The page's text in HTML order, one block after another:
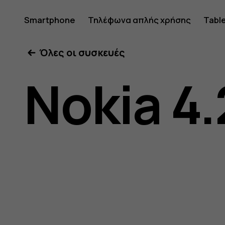
Οδηγίες
χρήσης
Nokia
Smartphone Τηλέφωνα απλής χρήσης
Όλες οι συσκευές
Nokia